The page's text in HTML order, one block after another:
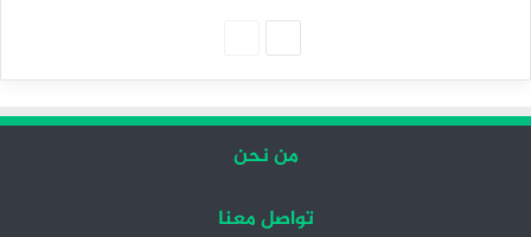
من نحن
تواصل معنا